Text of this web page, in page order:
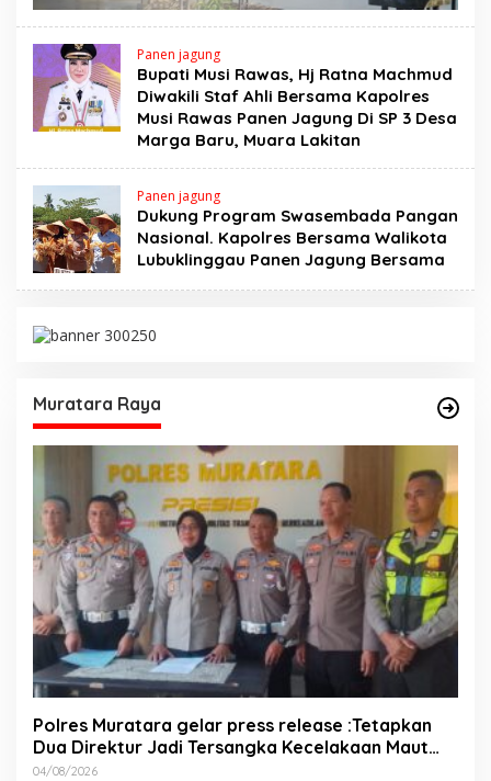
Panen jagung
Bupati Musi Rawas, Hj Ratna Machmud
Diwakili Staf Ahli Bersama Kapolres
Musi Rawas Panen Jagung Di SP 3 Desa
Marga Baru, Muara Lakitan
Panen jagung
Dukung Program Swasembada Pangan
Nasional. Kapolres Bersama Walikota
Lubuklinggau Panen Jagung Bersama
Muratara Raya
Polres Muratara gelar press release :Tetapkan
Dua Direktur Jadi Tersangka Kecelakaan Maut
antara Bus ALS dan Tangki BBM Tewaskan 19
04/08/2026